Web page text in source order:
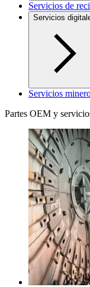
Servicios de
Servicios
Servicios
Partes OEM y